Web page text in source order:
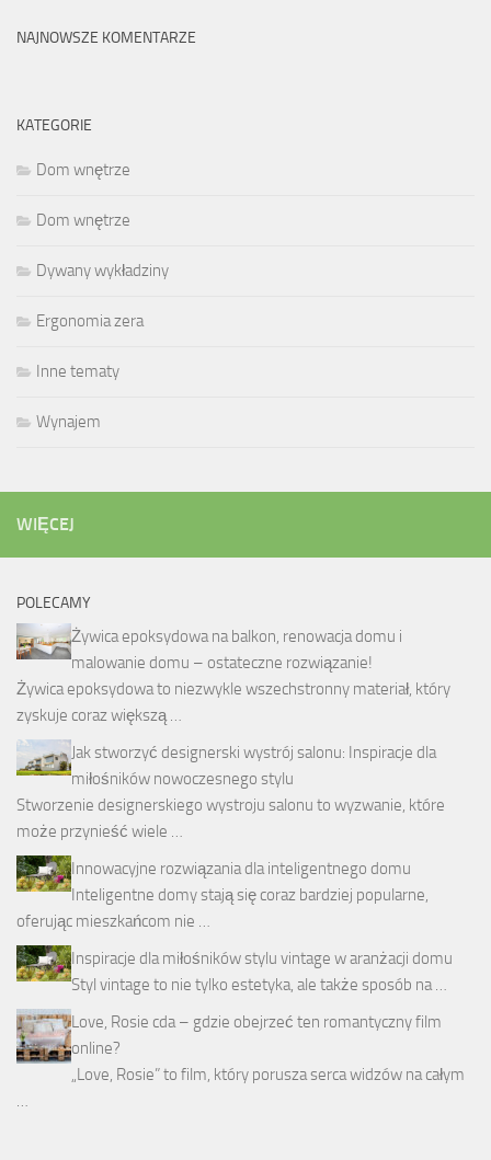
NAJNOWSZE KOMENTARZE
KATEGORIE
Dom wnętrze
Dom wnętrze
Dywany wykładziny
Ergonomia zera
Inne tematy
Wynajem
WIĘCEJ
POLECAMY
Żywica epoksydowa na balkon, renowacja domu i
malowanie domu – ostateczne rozwiązanie!
Żywica epoksydowa to niezwykle wszechstronny materiał, który
zyskuje coraz większą …
Jak stworzyć designerski wystrój salonu: Inspiracje dla
miłośników nowoczesnego stylu
Stworzenie designerskiego wystroju salonu to wyzwanie, które
może przynieść wiele …
Innowacyjne rozwiązania dla inteligentnego domu
Inteligentne domy stają się coraz bardziej popularne,
oferując mieszkańcom nie …
Inspiracje dla miłośników stylu vintage w aranżacji domu
Styl vintage to nie tylko estetyka, ale także sposób na …
Love, Rosie cda – gdzie obejrzeć ten romantyczny film
online?
„Love, Rosie” to film, który porusza serca widzów na całym
…